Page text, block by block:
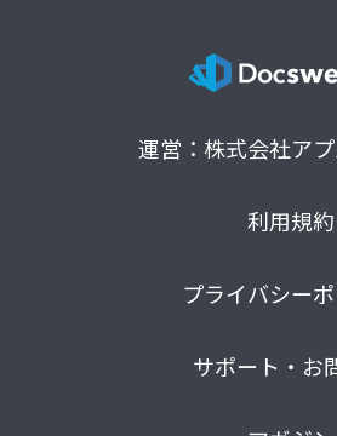
運営：株式会社ア
利用規約
プライバシー
サポート・お